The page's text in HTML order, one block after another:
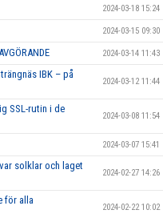
2024-03-18 15:24
2024-03-15 09:30
2024-03-14 11:43
IBK – på
2024-03-12 11:44
SSL-rutin i de
2024-03-08 11:54
2024-03-07 15:41
solklar och laget
2024-02-27 14:26
för alla
2024-02-22 10:02